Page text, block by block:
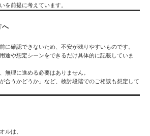
を前提に考えています。
へ
に確認できないため、不安が残りやすいものです。
途や想定シーンをできるだけ具体的に記載していま
無理に進める必要はありません。
合うかどうか」など、検討段階でのご相談も想定して
ルは、